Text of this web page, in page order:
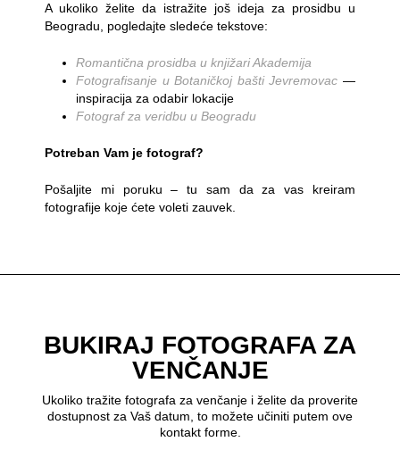
A ukoliko želite da istražite još ideja za prosidbu u
Beogradu, pogledajte sledeće tekstove:
Romantična prosidba u knjižari Akademija
Fotografisanje u Botaničkoj bašti Jevremovac —
inspiracija za odabir lokacije
Fotograf za veridbu u Beogradu
Potreban Vam je fotograf?
Pošaljite mi poruku – tu sam da za vas kreiram
fotografije koje ćete voleti zauvek.
BUKIRAJ FOTOGRAFA ZA
VENČANJE
Ukoliko tražite fotografa za venčanje i želite da proverite
dostupnost za Vaš datum, to možete učiniti putem ove
kontakt forme.